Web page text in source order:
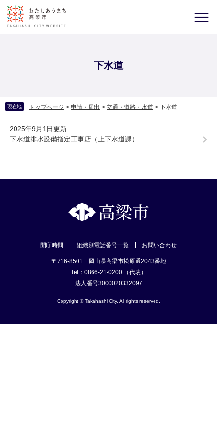
下水道
現在地 トップページ > 申請・届出 > 交通・道路・水道 > 下水道
2025年9月1日更新
下水道排水設備指定工事店 （ 上下水道課）
開庁時間 組織別電話番号一覧 お問い合わせ
〒716-8501 岡山県高梁市松原通2043番地
Tel：0866-21-0200 （代表）
法人番号3000020332097
Copyright © Takahashi City. All rights reserved.